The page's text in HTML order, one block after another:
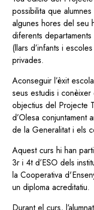
possibilita que
algunes hores del seu
diferents
(llars d’infants i
privades.
Aconseguir l’èxit
seus estudis i
objectius del Projecte
d’Olesa conjuntament
de la Generalitat i els
Aquest curs hi han
3r i 4t d’ESO dels
la Cooperativa
un diploma acreditatiu.
Durant el curs,